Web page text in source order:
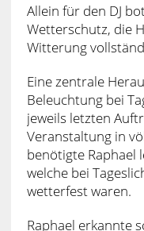
Allein für den DJ
Wetterschutz, die
Witterung
Eine zentrale
Beleuchtung bei
jeweils letzten
Veranstaltung in
benötigte Raphael
welche bei
wetterfest waren.
Raphael erkannte